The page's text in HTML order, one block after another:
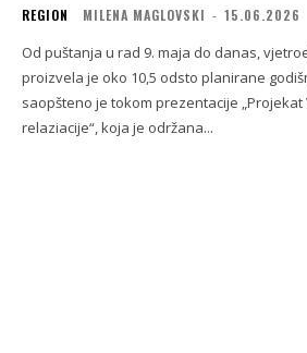
REGION MILENA MAGLOVSKI - 15.06.2026
Od puštanja u rad 9. maja do danas,
proizvela je oko 10,5 odsto planirane
saopšteno je tokom prezentacije „Projekat
relaziacije“, koja je održana...